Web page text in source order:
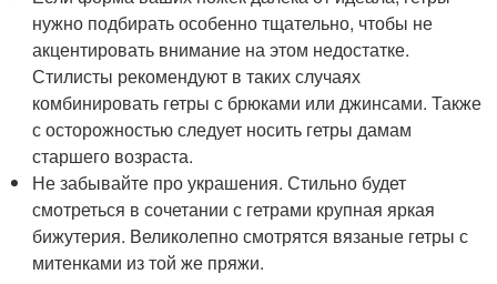
нужно подбирать особенно тщательно, чтобы не
акцентировать внимание на этом недостатке.
Стилисты рекомендуют в таких случаях
комбинировать гетры с брюками или джинсами. Также
с осторожностью следует носить гетры дамам
старшего возраста.
Не забывайте про украшения. Стильно будет
смотреться в сочетании с гетрами крупная яркая
бижутерия. Великолепно смотрятся вязаные гетры с
митенками из той же пряжи.